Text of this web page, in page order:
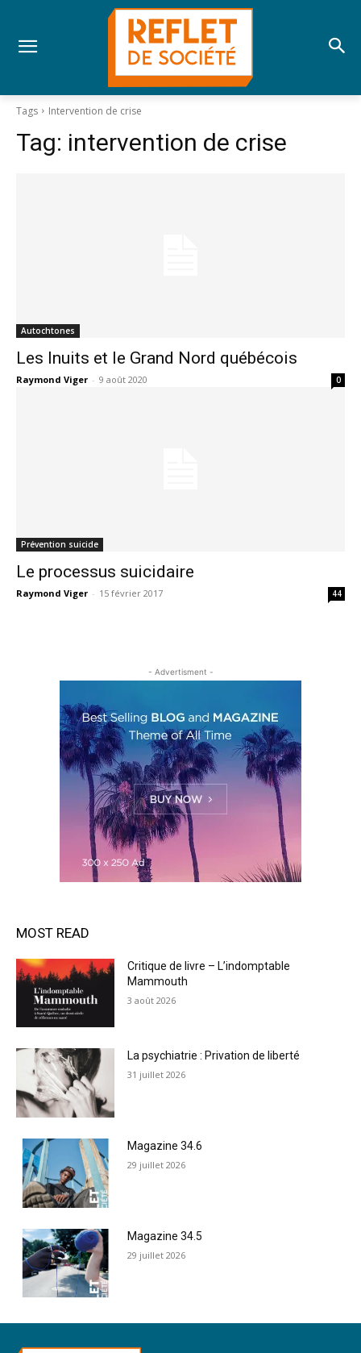
Tags Intervention de crise
Tag: intervention de crise
Autochtones
Les Inuits et le Grand Nord québécois
Raymond Viger - 9 août 2020 0
Prévention suicide
Le processus suicidaire
Raymond Viger - 15 février 2017 44
- Advertisment -
MOST READ
Critique de livre – L’indomptable
Mammouth
3 août 2026
La psychiatrie : Privation de liberté
31 juillet 2026
Magazine 34.6
29 juillet 2026
Magazine 34.5
29 juillet 2026